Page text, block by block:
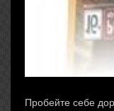
Пробейте себе